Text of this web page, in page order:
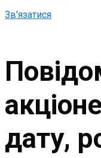
Зв'язатися
дату,